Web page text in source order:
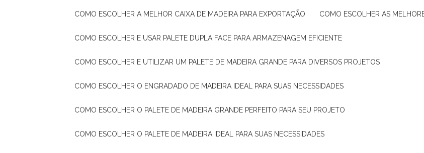
COMO ESCOLHER A MELHOR CAIXA DE MADEIRA PARA EXPORTAÇÃO COMO ESCOLHER AS
COMO ESCOLHER E USAR PALETE DUPLA FACE PARA ARMAZENAGEM EFICIENTE
COMO ESCOLHER E UTILIZAR UM PALETE DE MADEIRA GRANDE PARA DIVERSOS PROJETOS
COMO ESCOLHER O ENGRADADO DE MADEIRA IDEAL PARA SUAS NECESSIDADES
COMO ESCOLHER O PALETE DE MADEIRA GRANDE PERFEITO PARA SEU PROJETO
COMO ESCOLHER O PALETE DE MADEIRA IDEAL PARA SUAS NECESSIDADES